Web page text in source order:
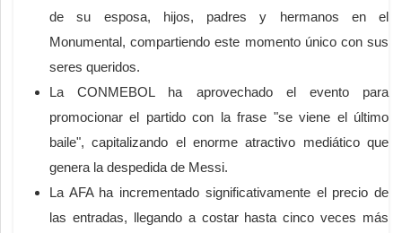
de su esposa, hijos, padres y hermanos en el
Monumental, compartiendo este momento único con sus
seres queridos.
La CONMEBOL ha aprovechado el evento para
promocionar el partido con la frase "se viene el último
baile", capitalizando el enorme atractivo mediático que
genera la despedida de Messi.
La AFA ha incrementado significativamente el precio de
las entradas, llegando a costar hasta cinco veces más